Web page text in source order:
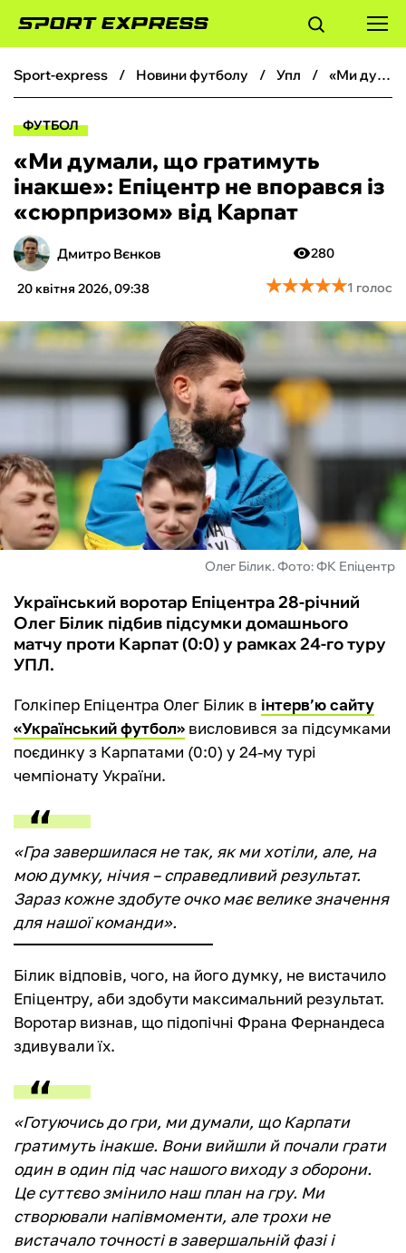
ФУТБОЛ
БОКС
ХОКЕЙ
ТЕНІС
КІБЕРСПОРТ
ЧС-2026
ФУТЗАЛ
ІНШІ
БУКМЕКЕРИ
sport-express новини футболу упл «Ми думали, що гратимуть інакше»: Епіцентр не впорався із «сюрпризом» від Карпат
ФУТБОЛ
«Ми думали, що гратимуть
інакше»: Епіцентр не впорався із
«сюрпризом» від Карпат
Дмитро Вєнков
20 квітня 2026, 09:38
280
★★★★★
★★★★★1 голос
Олег Білик. Фото: ФК Епіцентр
Український воротар Епіцентра 28-річний
Олег Білик підбив підсумки домашнього
матчу проти Карпат (0:0) у рамках 24-го туру
УПЛ.
Голкіпер Епіцентра Олег Білик в інтерв’ю сайту
«Український футбол» висловився за підсумками
поєдинку з Карпатами (0:0) у 24-му турі
чемпіонату України.
«Гра завершилася не так, як ми хотіли, але, на
мою думку, нічия – справедливий результат.
Зараз кожне здобуте очко має велике значення
для нашої команди».
Білик відповів, чого, на його думку, не вистачило
Епіцентру, аби здобути максимальний результат.
Воротар визнав, що підопічні Франа Фернандеса
здивували їх.
«Готуючись до гри, ми думали, що Карпати
гратимуть інакше. Вони вийшли й почали грати
один в один під час нашого виходу з оборони.
Це суттєво змінило наш план на гру. Ми
створювали напівмоменти, але трохи не
вистачало точності в завершальній фазі і